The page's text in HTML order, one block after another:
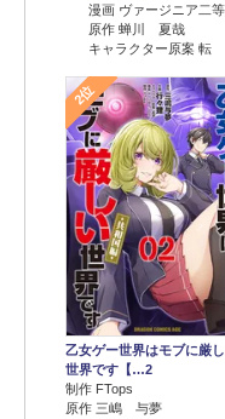
漫画 ヴァージニア二
原作 蝉川 夏哉
キャラクター原案 転
2位
乙女ゲー世界はモブに厳
世界です【…2
制作 FTops
原作 三嶋 与夢